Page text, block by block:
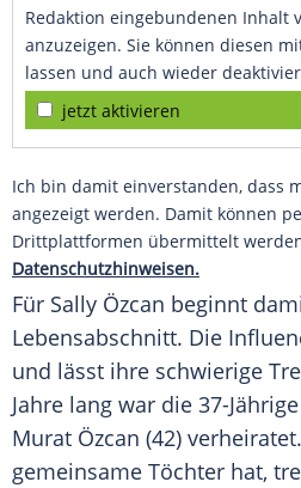
Redaktion eingebundenen Inhalt
anzuzeigen. Sie können diesen
lassen und auch wieder
jetzt aktivieren
Ich bin damit einverstanden, dass
angezeigt werden. Damit können
Drittplattformen übermittelt
Datenschutzhinweisen.
Für Sally Özcan beginnt
Lebensabschnitt. Die
und lässt ihre schwierige
Jahre lang war die 37-
Murat Özcan (42)
gemeinsame Töchter hat,